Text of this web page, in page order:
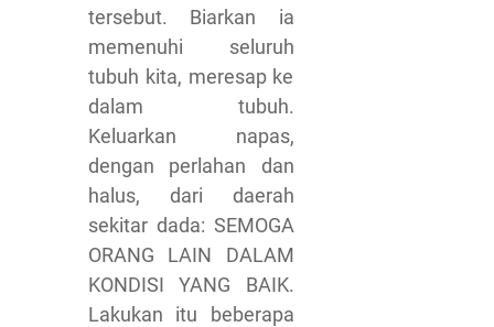
tersebut. Biarkan ia
memenuhi seluruh
tubuh kita, meresap ke
dalam tubuh.
Keluarkan napas,
dengan perlahan dan
halus, dari daerah
sekitar dada: SEMOGA
ORANG LAIN DALAM
KONDISI YANG BAIK.
Lakukan itu beberapa